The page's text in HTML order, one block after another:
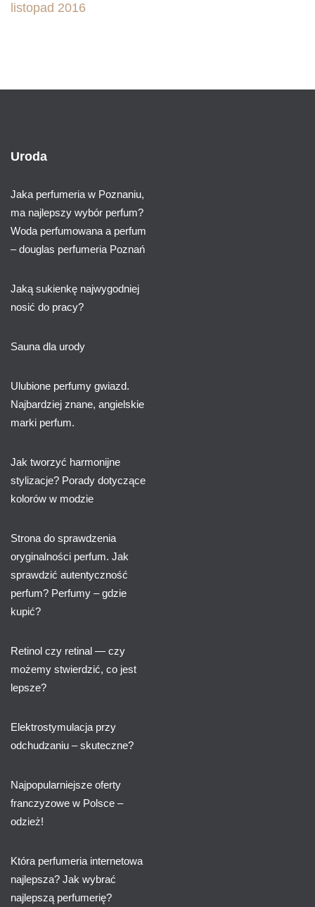
listopad 2016
Uroda
Jaka perfumeria w Poznaniu,
ma najlepszy wybór perfum?
Woda perfumowana a perfum
– douglas perfumeria Poznań
Jaką sukienkę najwygodniej
nosić do pracy?
Sauna dla urody
Ulubione perfumy gwiazd.
Najbardziej znane, angielskie
marki perfum.
Jak tworzyć harmonijne
stylizacje? Porady dotyczące
kolorów w modzie
Strona do sprawdzenia
oryginalności perfum. Jak
sprawdzić autentyczność
perfum? Perfumy – gdzie
kupić?
Retinol czy retinal — czy
możemy stwierdzić, co jest
lepsze?
Elektrostymulacja przy
odchudzaniu – skuteczne?
Najpopularniejsze oferty
franczyzowe w Polsce –
odzież!
Która perfumeria internetowa
najlepsza? Jak wybrać
najlepszą perfumerię?